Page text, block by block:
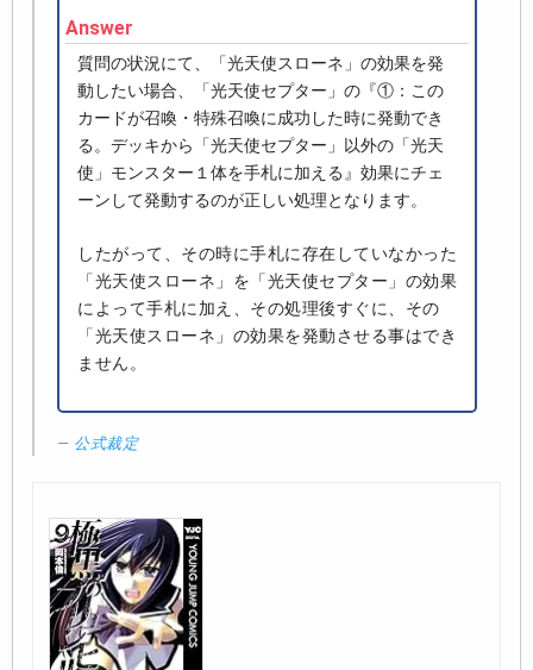
Answer
質問の状況にて、「光天使スローネ」の効果を発
動したい場合、「光天使セプター」の『①：この
カードが召喚・特殊召喚に成功した時に発動でき
る。デッキから「光天使セプター」以外の「光天
使」モンスター１体を手札に加える』効果にチェ
ーンして発動するのが正しい処理となります。
したがって、その時に手札に存在していなかった
「光天使スローネ」を「光天使セプター」の効果
によって手札に加え、その処理後すぐに、その
「光天使スローネ」の効果を発動させる事はでき
ません。
公式裁定